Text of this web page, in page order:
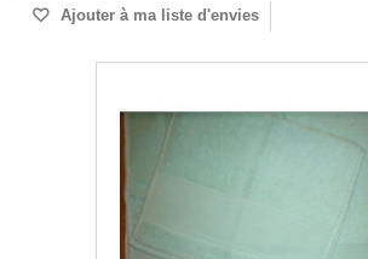
Ajouter à ma liste d'envies